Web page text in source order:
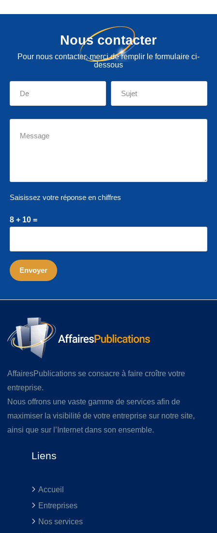
Nous contacter
Pour nous contacter, merci de remplir le formulaire ci-
dessous
Saisissez votre réponse en chiffres
8 + 10 =
AffairesPublications se consacre à faire croître votre
entreprise.
Nous offrons une vaste gamme de services afin de
maximiser la visibilité de votre entreprise sur notre site,
ainsi que sur l’Internet dans son ensemble.
Liens
Accueil
Entreprises
Nos services